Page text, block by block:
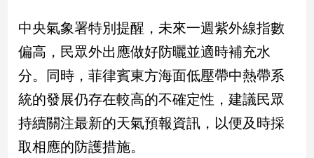
生
活
建
築/
內
中央氣象署特別提醒，未來一週紫外線指數
偏高，民眾外出應做好防曬並適時補充水
分。同時，菲律賓東方海面低壓帶中熱帶系
統的發展仍存在較高的不確定性，建議民眾
持續關注最新的天氣預報資訊，以便及時採
取相應的防護措施。